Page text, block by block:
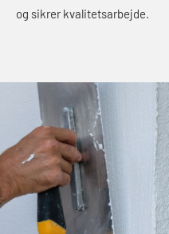
og sikrer kvalitetsarbejde.